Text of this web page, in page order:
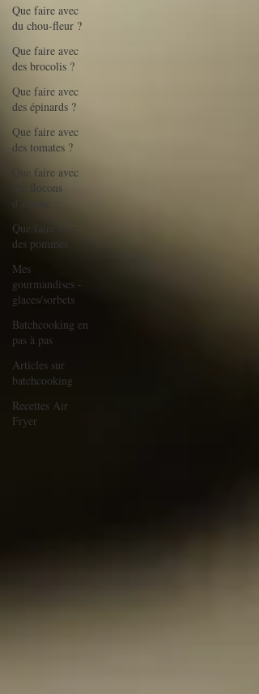
Que faire avec
du chou-fleur ?
Que faire avec
des brocolis ?
Que faire avec
des épinards ?
Que faire avec
des tomates ?
Que faire avec
des flocons
d'avoine
Que faire avec
des pommes
Mes
gourmandises -
glaces/sorbets
Batchcooking en
pas à pas
Articles sur
batchcooking
Recettes Air
Fryer